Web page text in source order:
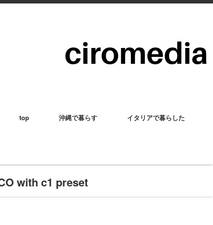
top 沖縄で暮らす イタリアで暮らした
with c1 preset